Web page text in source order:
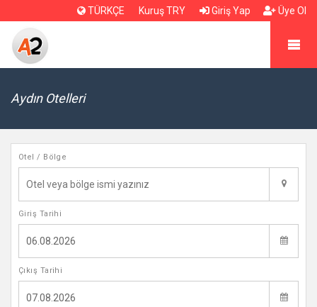
TÜRKÇE Kuruş TRY Giriş Yap Üye Ol
Aydın Otelleri
Otel / Bölge
Giriş Tarihi
Çıkış Tarihi